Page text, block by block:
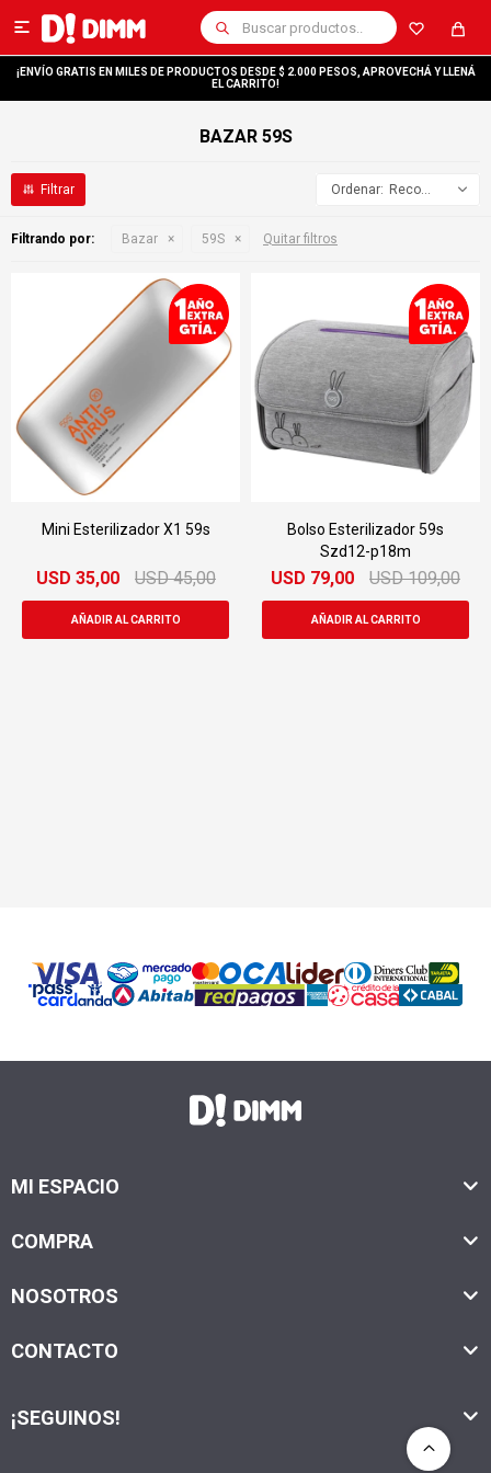

¡ENVÍO GRATIS EN MILES DE PRODUCTOS DESDE $ 2.000 PESOS, APROVECHÁ Y LLENÁ
EL CARRITO!
BAZAR 59S
Recomendados
Filtrando por: Bazar 59S Quitar filtros
Mini Esterilizador X1 59s
USD 35,00 USD 45,00
Bolso Esterilizador 59s
Szd12-p18m
USD 79,00 USD 109,00
MI ESPACIO
COMPRA
NOSOTROS
CONTACTO
¡SEGUINOS!